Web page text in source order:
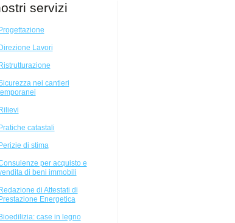
servizi
Progettazione
Direzione Lavori
Ristrutturazione
nei cantieri
Rilievi
Pratiche catastali
Perizie di stima
per acquisto e
di beni immobili
Redazione di Attestati di
Prestazione Energetica
Bioedilizia: case in legno